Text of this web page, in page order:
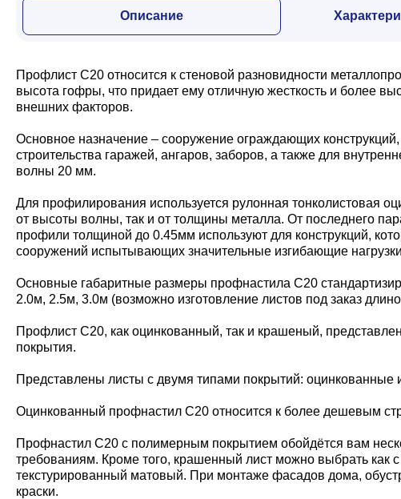
Дача и сад
Другие товары
Описание
Профлист С20 относится к стеновой разновидности
высота гофры, что придает ему отличную жесткость и более
внешних факторов.
Основное назначение – сооружение ограждающих
строительства гаражей, ангаров, заборов, а также для
волны 20 мм.
Для профилирования используется рулонная тонколистовая
от высоты волны, так и от толщины металла. От последнего
профили толщиной до 0.45мм используют для конструкций,
сооружений испытывающих значительные изгибающие
Основные габаритные размеры профнастила С20
2.0м, 2.5м, 3.0м (возможно изготовление листов под заказ
Профлист С20, как оцинкованный, так и крашеный,
покрытия.
Представлены листы с двумя типами покрытий: оцинкованные
Оцинкованный профнастил С20 относится к более дешевым
Профнастил С20 с полимерным покрытием обойдётся вам
требованиям. Кроме того, крашенный лист можно выбрать как
текстурированный матовый. При монтаже фасадов дома,
краски.